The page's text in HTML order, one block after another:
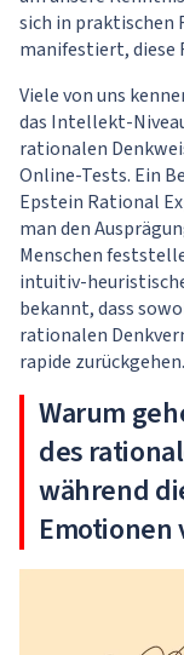
sich in praktischen
manifestiert, diese
Viele von uns
das Intellekt-
rationalen
Online-Tests. Ein
Epstein Rational
man den
Menschen
intuitiv-
bekannt, dass
rationalen
rapide zurückgehen.
Warum
des
während